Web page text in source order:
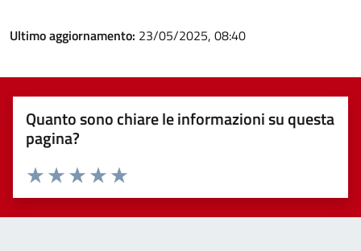
Ultimo aggiornamento: 23/05/2025, 08:40
Quanto sono chiare le informazioni su questa
pagina?
Valuta 5 stelle su 5
Valuta 4 stelle su 5
Valuta 3 stelle su 5
Valuta 2 stelle su 5
Valuta 1 stelle su 5